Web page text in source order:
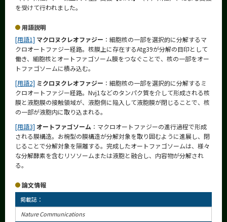
を受けて行われました。
用語説明
[用語1] マクロヌクレオファジー ：細胞核の一部を選択的に分解するマ
クロオートファジー経路。核膜上に存在するAtg39が分解の目印として
働き、細胞核とオートファゴソーム膜をつなぐことで、核の一部をオー
トファゴソームに積み込む。
[用語2] ミクロヌクレオファジー ：細胞核の一部を選択的に分解するミ
クロオートファジー経路。Nvj1などのタンパク質を介して形成される核
膜と液胞膜の接触領域が、液胞側に陥入して液胞膜が閉じることで、核
の一部が液胞内に取り込まれる。
[用語3] オートファゴソーム ：マクロオートファジーの進行過程で形成
される膜構造。お椀型の膜構造が分解対象を取り囲むように進展し、閉
じることで分解対象を隔離する。完成したオートファゴソームは、様々
な分解酵素を含むリソソームまたは液胞と融合し、内容物が分解され
る。
論文情報
掲載誌：
Nature Communications